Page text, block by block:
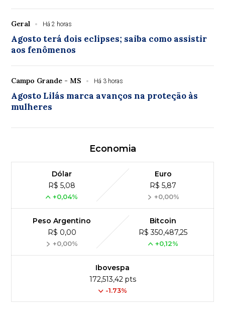
Geral Há 2 horas
Agosto terá dois eclipses; saiba como assistir
aos fenômenos
Campo Grande - MS Há 3 horas
Agosto Lilás marca avanços na proteção às
mulheres
Economia
Dólar
R$ 5,08
+0,04%
Euro
R$ 5,87
+0,00%
Peso Argentino
R$ 0,00
+0,00%
Bitcoin
R$ 350,487,25
+0,12%
Ibovespa
172,513,42 pts
-1.73%